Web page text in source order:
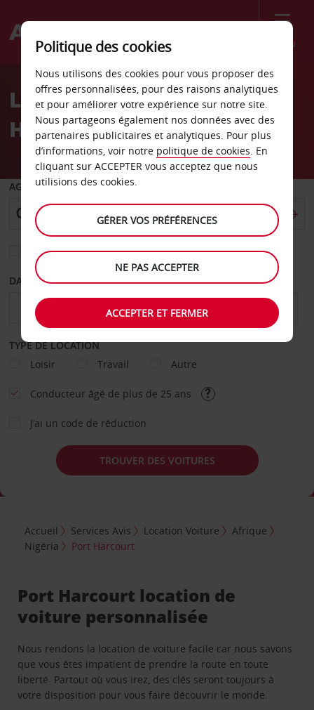
Menu
Welcome
AvisLocation de voiture Port
Harcourt
AGENCE DE DÉPART
Sélectionnez une autre agence de retour
DATE DE DÉPART DATE DE RETOUR
TYPE DE LOCATION
Loisir
Travail Autre
Conducteur âgé de plus de 25 ans
J’ai un code de réduction
TROUVER DES VOITURES
Accueil Services Avis Location Voiture
Afrique
Nigéria
Port Harcourt
Port Harcourt location de
voiture personnalisée
Nous rendons la location de voiture facile car nous savons
que vous êtes impatient de prendre la route en toute
liberté. Partout où vous irez, des clés seront toujours à
votre disposition pour vous faire découvrir le monde.
Politique des cookies
Nous utilisons des cookies pour vous proposer des
offres personnalisées, pour des raisons analytiques
et pour améliorer votre expérience sur notre site.
Nous partageons également nos données avec des
partenaires publicitaires et analytiques. Pour plus
d’informations, voir notre politique de cookies. En
cliquant sur ACCEPTER vous acceptez que nous
utilisions des cookies.
GÉRER VOS PRÉFÉRENCES
NE PAS ACCEPTER
ACCEPTER ET FERMER